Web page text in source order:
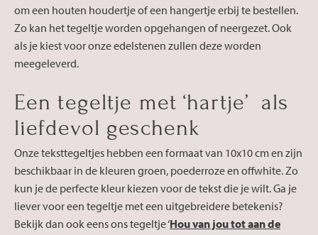
om een houten houdertje of een hangertje erbij te bestellen.
Zo kan het tegeltje worden opgehangen of neergezet. Ook
als je kiest voor onze edelstenen zullen deze worden
meegeleverd.
Een tegeltje met ‘hartje’ als
liefdevol geschenk
Onze teksttegeltjes hebben een formaat van 10x10 cm en zijn
beschikbaar in de kleuren groen, poederroze en offwhite. Zo
kun je de perfecte kleur kiezen voor de tekst die je wilt. Ga je
liever voor een tegeltje met een uitgebreidere betekenis?
Bekijk dan ook eens ons tegeltje ‘Hou van jou tot aan de